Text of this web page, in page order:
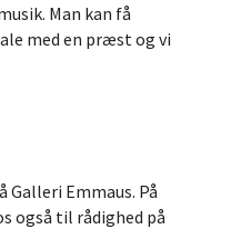
Man kan få
med en præst og vi
Galleri Emmaus. På
også til rådighed på